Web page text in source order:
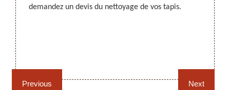
Cannage fauteuil, chaises
Previous
telle
demandez un devis du nettoyage de vos tapis.
Next